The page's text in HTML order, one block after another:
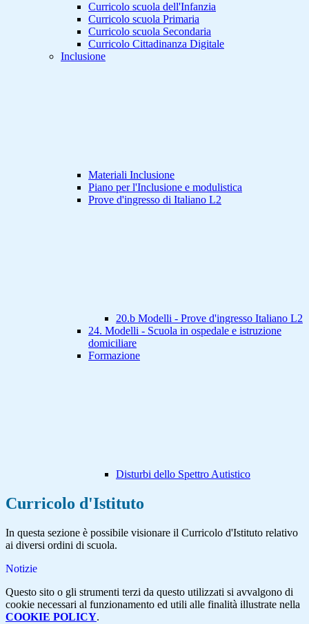
Curricolo scuola dell'Infanzia
Curricolo scuola Primaria
Curricolo scuola Secondaria
Curricolo Cittadinanza Digitale
Inclusione
Materiali Inclusione
Piano per l'Inclusione e modulistica
Prove d'ingresso di Italiano L2
20.b Modelli - Prove d'ingresso Italiano L2
24. Modelli - Scuola in ospedale e istruzione
domiciliare
Formazione
Disturbi dello Spettro Autistico
Curricolo d'Istituto
In questa sezione è possibile visionare il Curricolo d'Istituto relativo
ai diversi ordini di scuola.
Notizie
Questo sito o gli strumenti terzi da questo utilizzati si avvalgono di
cookie necessari al funzionamento ed utili alle finalità illustrate nella
COOKIE POLICY.